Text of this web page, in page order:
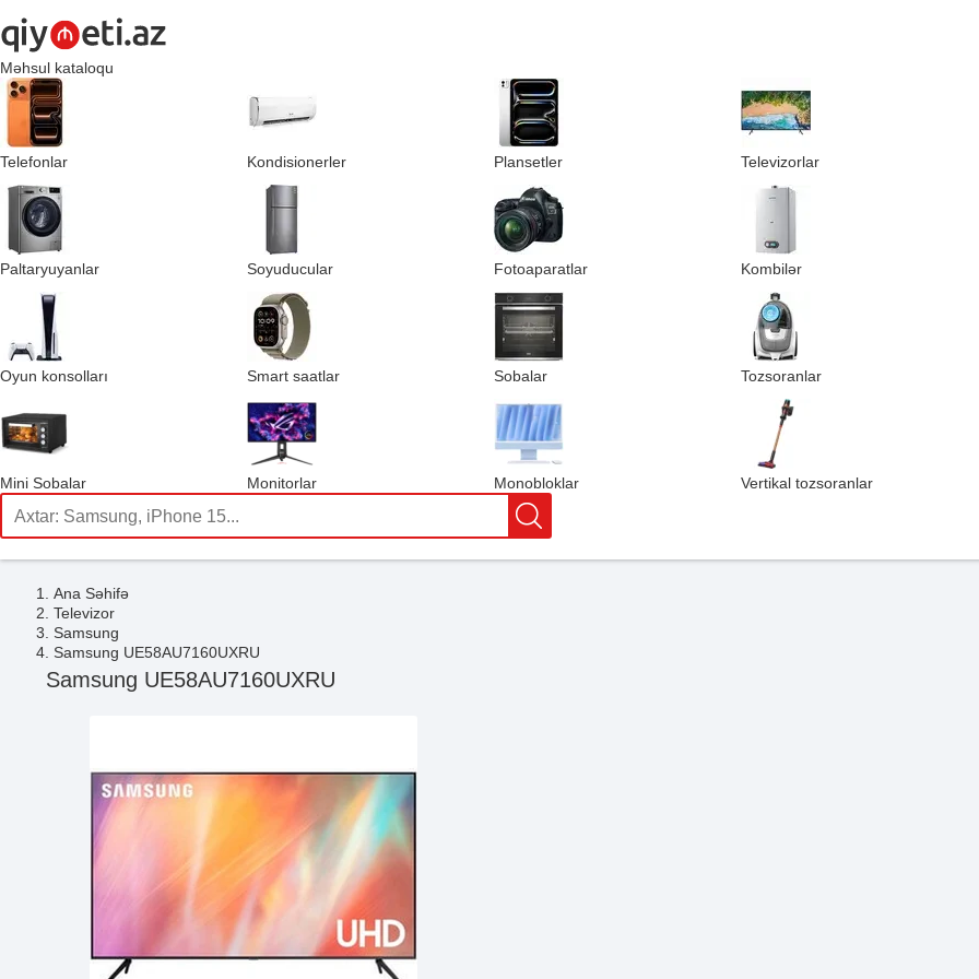
Məhsul kataloqu
Telefonlar Kondisionerler Plansetler Televizorlar
Paltaryuyanlar Soyuducular Fotoaparatlar Kombilər
Oyun konsolları Smart saatlar Sobalar Tozsoranlar
Mini Sobalar Monitorlar Monobloklar Vertikal tozsoranlar
Ana Səhifə
Televizor
Samsung
Samsung UE58AU7160UXRU
Samsung UE58AU7160UXRU